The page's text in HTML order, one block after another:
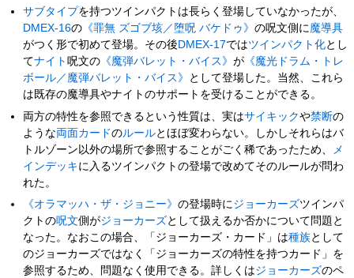
サブタイプを持つツインパクトは長らく登場していなかったが、
DMEX-16の 《罪無 ズゴブ垓／堕呪 バケドゥ》の呪文側に 魔導具
がつく形で初めて登場。その後 DMEX-17ではツインパクト化とし
てナイト 呪文の 《魔弾バレット・バイス》が 《魔光ドラム・トレ
ボール／魔弾バレット・バイス》
として登場した。当然、これら
は既存の魔導具やナイトのサポートを受けることができる。
両方の特性を参照できるという性質は、実はサイキックや禁断の
ような両面カードのルールとほぼ変わらない。しかしそれらはバ
トルゾーン以外の場所で参照することがごく稀であったため、
メ
インデッキに入るツインパクトの登場で改めてそのルールが問わ
れた。
《オラマッハ・ザ・ジョニー》の登場時にジョーカーズツインパ
クトの呪文側がジョーカーズとして扱えるか否かについて問題と
なった。なおこの場合、「ジョーカーズ・カード」は種族として
のジョーカーズではなく「ジョーカーズの特性を持つカード」を
参照するため、問題なく使用できる。詳しくはジョーカーズのペ